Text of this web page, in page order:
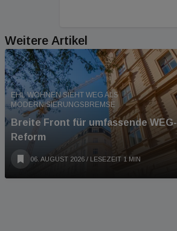
Weitere Artikel
EHL WOHNEN SIEHT WEG ALS
MODERNISIERUNGSBREMSE
Breite Front für umfassende WEG-
Reform
06. AUGUST 2026 / LESEZEIT 1 MIN